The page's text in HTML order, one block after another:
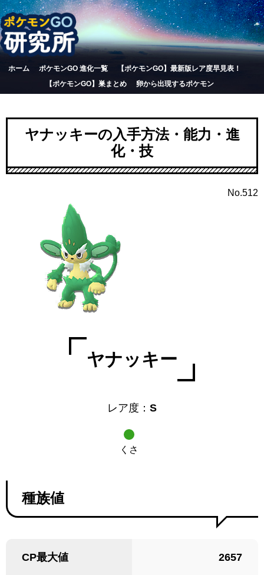
ホーム ポケモンGO 進化一覧
【ポケモンGO】最新版レア度早見表！
【ポケモンGO】巣まとめ
卵から出現するポケモン
ヤナッキーの入手方法・能力・進
化・技
No.512
ヤナッキー
レア度： S
くさ
種族値
CP最大値 2657